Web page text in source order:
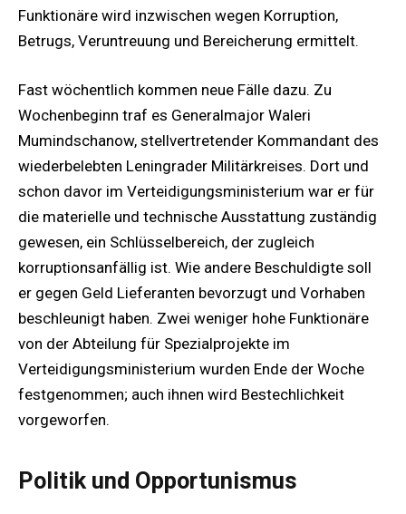
Funktionäre wird inzwischen wegen Korruption,
Betrugs, Veruntreuung und Bereicherung ermittelt.
Fast wöchentlich kommen neue Fälle dazu. Zu
Wochenbeginn traf es Generalmajor Waleri
Mumindschanow, stellvertretender Kommandant des
wiederbelebten Leningrader Militärkreises. Dort und
schon davor im Verteidigungsministerium war er für
die materielle und technische Ausstattung zuständig
gewesen, ein Schlüsselbereich, der zugleich
korruptionsanfällig ist. Wie andere Beschuldigte soll
er gegen Geld Lieferanten bevorzugt und Vorhaben
beschleunigt haben. Zwei weniger hohe Funktionäre
von der Abteilung für Spezialprojekte im
Verteidigungsministerium wurden Ende der Woche
festgenommen; auch ihnen wird Bestechlichkeit
vorgeworfen.
Politik und Opportunismus